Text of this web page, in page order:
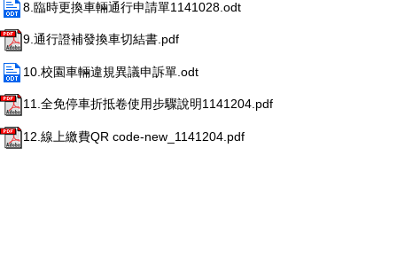
8.臨時更換車輛通行申請單1141028.odt
9.通行證補發換車切結書.pdf
10.校園車輛違規異議申訴單.odt
11.全免停車折抵卷使用步驟說明1141204.pdf
12.線上繳費QR code-new_1141204.pdf